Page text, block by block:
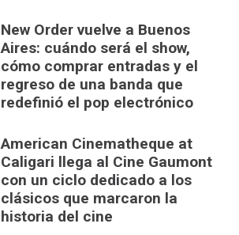
New Order vuelve a Buenos
Aires: cuándo será el show,
cómo comprar entradas y el
regreso de una banda que
redefinió el pop electrónico
American Cinematheque at
Caligari llega al Cine Gaumont
con un ciclo dedicado a los
clásicos que marcaron la
historia del cine